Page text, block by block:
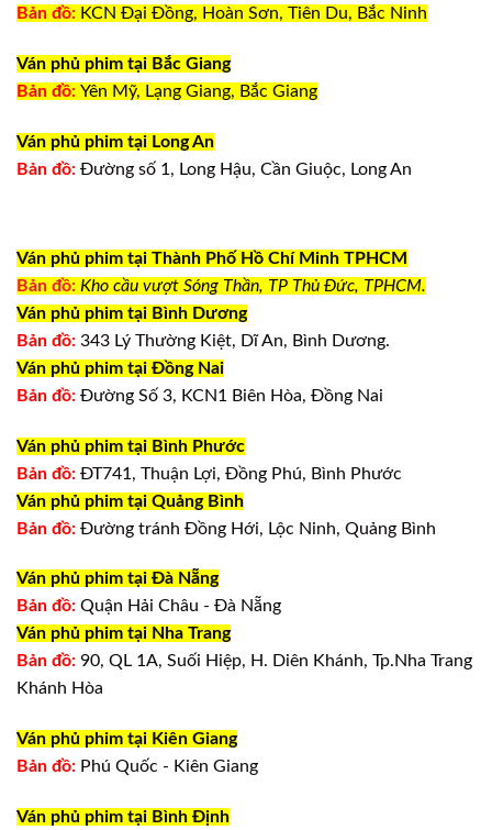
Bản đồ: KCN Đại Đồng, Hoàn Sơn, Tiên Du, Bắc Ninh
Ván phủ phim tại Bắc Giang
Bản đồ: Yên Mỹ, Lạng Giang, Bắc Giang
Ván phủ phim tại Long An
Bản đồ: Đường số 1, Long Hậu, Cần Giuộc, Long An
Ván phủ phim tại Thành Phố Hồ Chí Minh TPHCM
Bản đồ: Kho cầu vượt Sóng Thần, TP Thủ Đức, TPHCM.
Ván phủ phim tại Bình Dương
Bản đồ: 343 Lý Thường Kiệt, Dĩ An, Bình Dương.
Ván phủ phim tại Đồng Nai
Bản đồ: Đường Số 3, KCN1 Biên Hòa, Đồng Nai
Ván phủ phim tại Bình Phước
Bản đồ: ĐT741, Thuận Lợi, Đồng Phú, Bình Phước
Ván phủ phim tại Quảng Bình
Bản đồ: Đường tránh Đồng Hới, Lộc Ninh, Quảng Bình
Ván phủ phim tại Đà Nẵng
Bản đồ: Quận Hải Châu - Đà Nẵng
Ván phủ phim tại Nha Trang
Bản đồ: 90, QL 1A, Suối Hiệp, H. Diên Khánh, Tp.Nha Trang
Khánh Hòa
Ván phủ phim tại Kiên Giang
Bản đồ: Phú Quốc - Kiên Giang
Ván phủ phim tại Bình Định